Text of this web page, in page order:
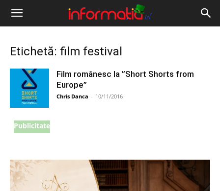
Informația
Etichetă: film festival
Film românesc la ”Short Shorts from
Europe”
Chris Danca - 10/11/2016
Publicitate